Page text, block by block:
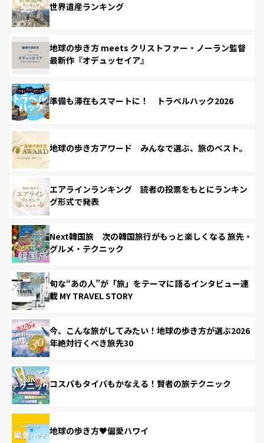
世界遺産ランキング
地球の歩き方 meets クリストファー・ノーラン監督
最新作『オデュッセイア』
準備も滞在もスマートに！ トラベルハック2026
地球の歩き方アワード みんなで選ぶ、旅のベスト。
エアラインランキング 読者の投票をもとにランキン
グ形式で発表
Next韓国旅 次の韓国旅行がもっと楽しくなる 旅先・
グルメ・テクニック
旬な“あの人”が「旅」をテーマに語るインタビュー連
載 MY TRAVEL STORY
今、こんな旅がしてみたい！地球の歩き方が選ぶ2026
年絶対行くべき旅先30
コスパもタイパもかなえる！賢者の旅テクニック
地球の歩き方♥偏愛ハワイ